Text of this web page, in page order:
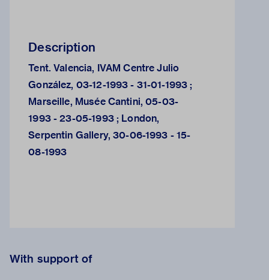
Description
Tent. Valencia, IVAM Centre Julio
González, 03-12-1993 - 31-01-1993 ;
Marseille, Musée Cantini, 05-03-
1993 - 23-05-1993 ; London,
Serpentin Gallery, 30-06-1993 - 15-
08-1993
With support of